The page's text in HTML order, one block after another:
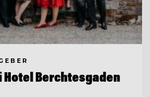
Hotel Berchtesgaden